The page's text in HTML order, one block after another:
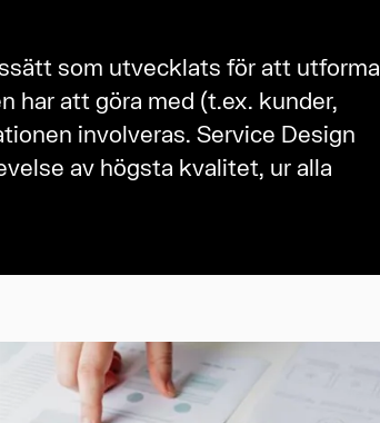
som utvecklats för att utforma
har att göra med (t.ex. kunder,
involveras. Service Design
av högsta kvalitet, ur alla